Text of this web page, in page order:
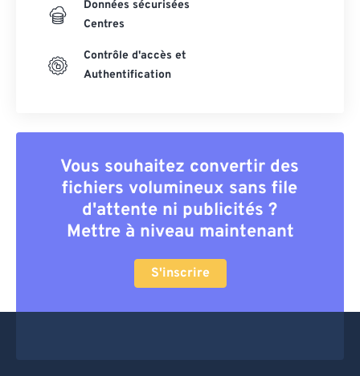
Données sécurisées
Centres
Contrôle d'accès et
Authentification
Vous souhaitez convertir des
fichiers volumineux sans file
d'attente ni publicités ?
Mettre à niveau maintenant
S'inscrire